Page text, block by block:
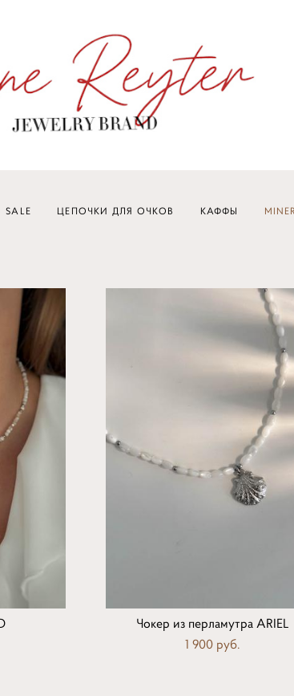
SALE ЦЕПОЧКИ ДЛЯ ОЧКОВ КАФФЫ
Чокер из перламутра ARIEL
1 900 pуб.